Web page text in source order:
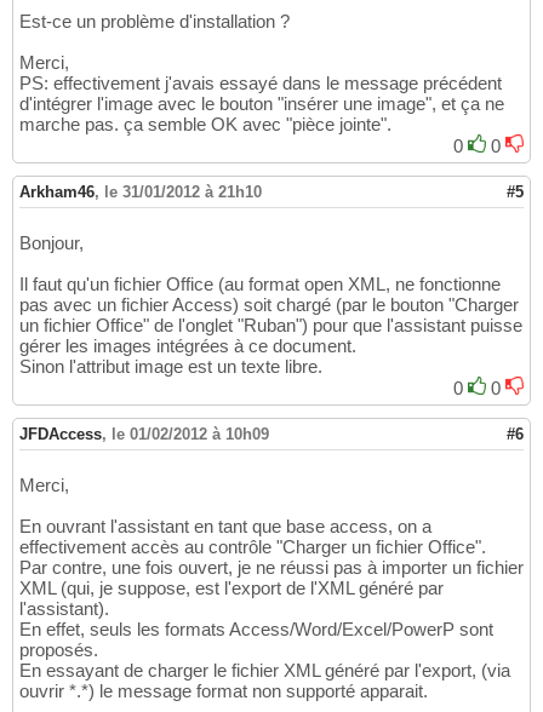
Est-ce un problème d'installation ?
Merci,
PS: effectivement j'avais essayé dans le message précédent
d'intégrer l'image avec le bouton "insérer une image", et ça ne
marche pas. ça semble OK avec "pièce jointe".
0
0
Arkham46, le 31/01/2012 à 21h10 #5
Bonjour,
Il faut qu'un fichier Office (au format open XML, ne fonctionne
pas avec un fichier Access) soit chargé (par le bouton "Charger
un fichier Office" de l'onglet "Ruban") pour que l'assistant puisse
gérer les images intégrées à ce document.
Sinon l'attribut image est un texte libre.
0
0
JFDAccess, le 01/02/2012 à 10h09 #6
Merci,
En ouvrant l'assistant en tant que base access, on a
effectivement accès au contrôle "Charger un fichier Office".
Par contre, une fois ouvert, je ne réussi pas à importer un fichier
XML (qui, je suppose, est l'export de l'XML généré par
l'assistant).
En effet, seuls les formats Access/Word/Excel/PowerP sont
proposés.
En essayant de charger le fichier XML généré par l'export, (via
ouvrir *.*) le message format non supporté apparait.